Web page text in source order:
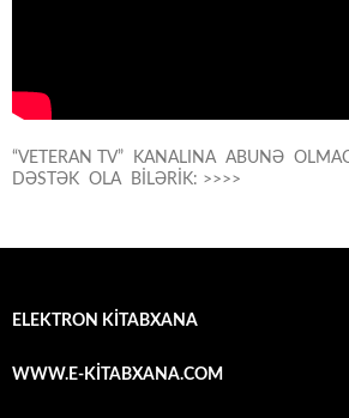
“VETERAN TV” KANALINA ABUNƏ
DƏSTƏK OLA BİLƏRİK: >>>>
ELEKTRON KİTABXANA
WWW.E-KİTABXANA.COM